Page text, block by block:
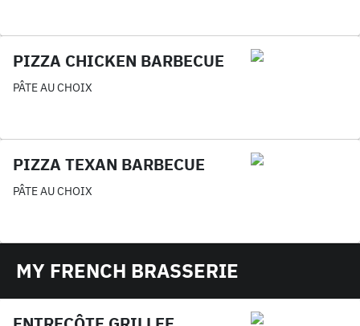
PIZZA CHICKEN BARBECUE
PÂTE AU CHOIX
PIZZA TEXAN BARBECUE
PÂTE AU CHOIX
MY FRENCH BRASSERIE